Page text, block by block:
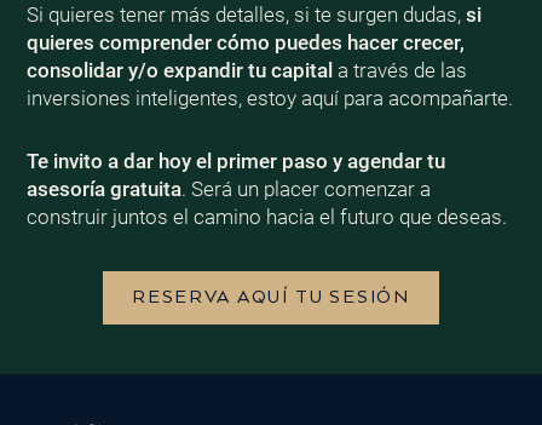
Si quieres tener más detalles, si te surgen dudas, si
quieres comprender cómo puedes hacer crecer,
consolidar y/o expandir tu capitala través de las
inversiones inteligentes, estoy aquí para acompañarte.
Te invito a dar hoy el primer paso y agendar tu
asesoría gratuita. Será un placer comenzar a
construir juntos el camino hacia el futuro que deseas.
RESERVA AQUÍ TU SESIÓN